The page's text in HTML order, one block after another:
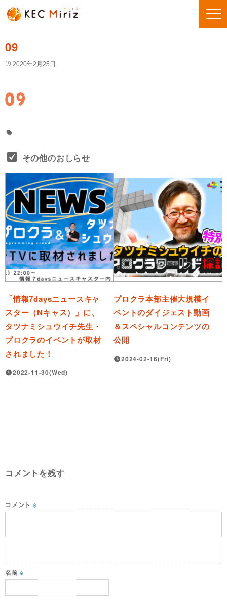
09
2020年2月25日
その他のおしらせ
「情報7daysニュースキャ
スター（Nキャス）」に、
タツナミシュウイチ先生・
プロクラのイベントが取材
されました！
2022-11-30(Wed)
プロクラ本部主催大規模イ
ベントのダイジェスト動画
＆スペシャルコンテンツの
公開
2024-02-16(Fri)
コメントを残す
コメント ※
名前※